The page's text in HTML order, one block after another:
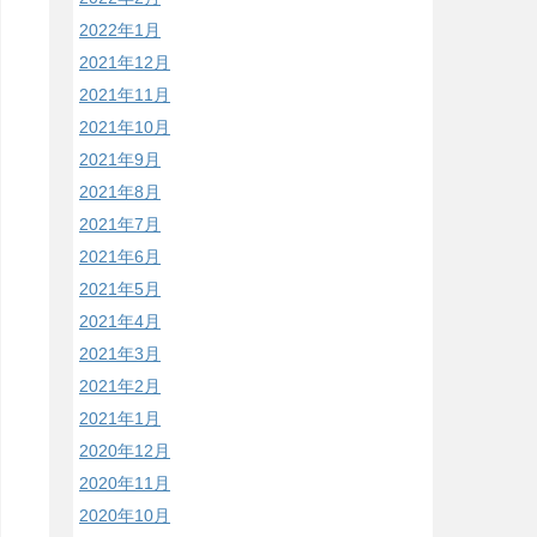
2022年1月
2021年12月
2021年11月
2021年10月
2021年9月
2021年8月
2021年7月
2021年6月
2021年5月
2021年4月
2021年3月
2021年2月
2021年1月
2020年12月
2020年11月
2020年10月